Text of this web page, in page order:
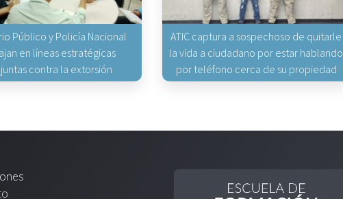
Público y Policía Nacional
en líneas estratégicas
contra la extorsión
ATIC captura a sospechoso de quitarle
la vida a ciudadano por estar hablando
por teléfono cerca de su propiedad